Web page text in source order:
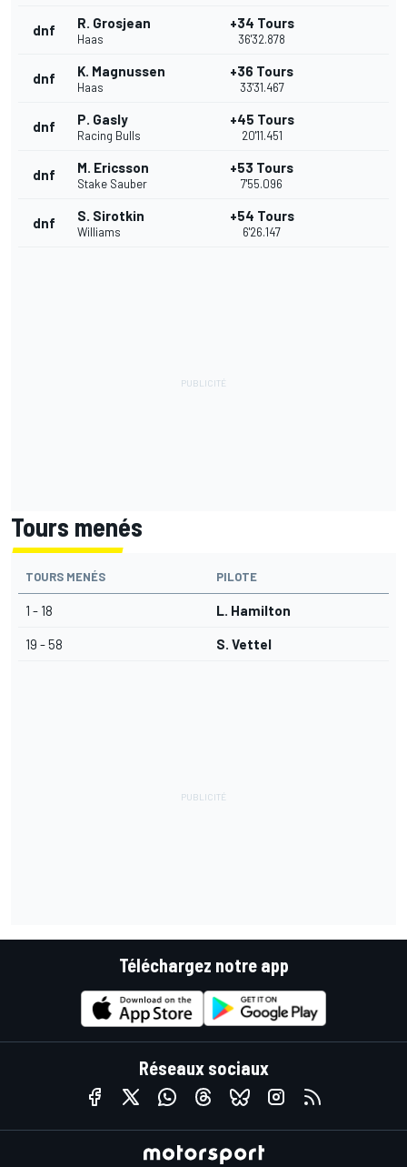
dnf R. Grosjean
Haas
+34 Tours
36'32.878
dnf K. Magnussen
Haas
+36 Tours
33'31.467
dnf P. Gasly
Racing Bulls
+45 Tours
20'11.451
dnf M. Ericsson
Stake Sauber
+53 Tours
7'55.096
dnf S. Sirotkin
Williams
+54 Tours
6'26.147
Tours menés
TOURS MENÉS PILOTE
1 - 18 L. Hamilton
19 - 58 S. Vettel
Téléchargez notre app
Réseaux sociaux